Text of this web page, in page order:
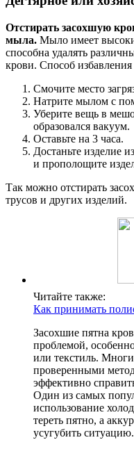
Отстирать засохшую
мыла. Мыло имеет
способна удалять
крови. Способ
Смочите место
Натрите мылом с
Уберите вещь в
образовался вакуум.
Оставьте на 3 часа.
Достаньте изделие
и прополощите
Так можно отстирать
трусов и других изделий.
Читайте также:
Как принимать
Засохшие пятна
проблемой,
или текстиль.
проверенными
эффективно
Один из самых
использование
тереть пятно, а
усугубить ситуацию.